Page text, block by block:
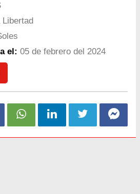
Libertad
el: 05 de febrero del 2024